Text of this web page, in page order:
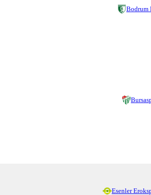
Bodrum
Esenler